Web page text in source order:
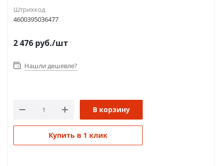
Штрихкод
4600395036477
2 476 руб./шт
Нашли дешевле?
В корзину
Купить в 1 клик